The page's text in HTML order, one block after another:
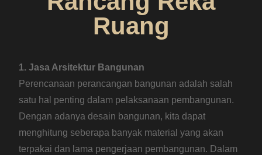
Ruang
1. Jasa Arsitektur Bangunan
Perencanaan perancangan bangunan adalah salah
satu hal penting dalam pelaksanaan pembangunan.
Dengan adanya desain bangunan, kita dapat
menghitung seberapa banyak material yang akan
terpakai dan lama pengerjaan pembangunan. Dalam